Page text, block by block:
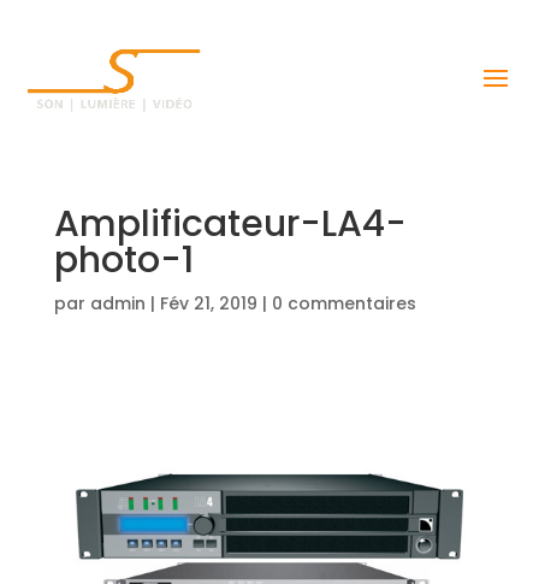
Amplificateur-LA4-
photo-1
par admin | Fév 21, 2019 | 0 commentaires